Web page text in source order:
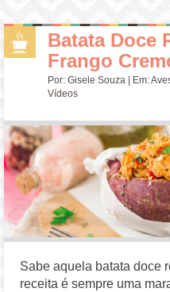
Batata Doce
Frango
Por:Gisele Souza | Em:
Vídeos
Sabe aquela batata doce
receita é sempre uma